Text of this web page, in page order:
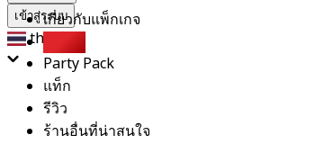
เข้าสู่ระบบ
th
เกี่ยวกับแพ็กเกจ
บุฟเฟต์
Party Pack
แท็ก
รีวิว
ร้านอื่นที่น่าสนใจ